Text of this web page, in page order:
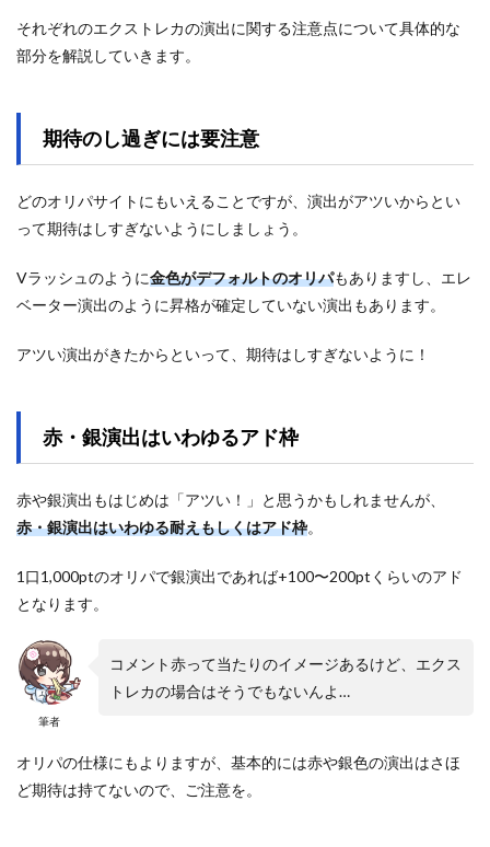
それぞれのエクストレカの演出に関する注意点について具体的な
部分を解説していきます。
期待のし過ぎには要注意
どのオリパサイトにもいえることですが、演出がアツいからとい
って期待はしすぎないようにしましょう。
Vラッシュのように金色がデフォルトのオリパもありますし、エレ
ベーター演出のように昇格が確定していない演出もあります。
アツい演出がきたからといって、期待はしすぎないように！
赤・銀演出はいわゆるアド枠
赤や銀演出もはじめは「アツい！」と思うかもしれませんが、
赤・銀演出はいわゆる耐えもしくはアド枠。
1口1,000ptのオリパで銀演出であれば+100〜200ptくらいのアド
となります。
筆者
コメント赤って当たりのイメージあるけど、エクス
トレカの場合はそうでもないんよ…
オリパの仕様にもよりますが、基本的には赤や銀色の演出はさほ
ど期待は持てないので、ご注意を。